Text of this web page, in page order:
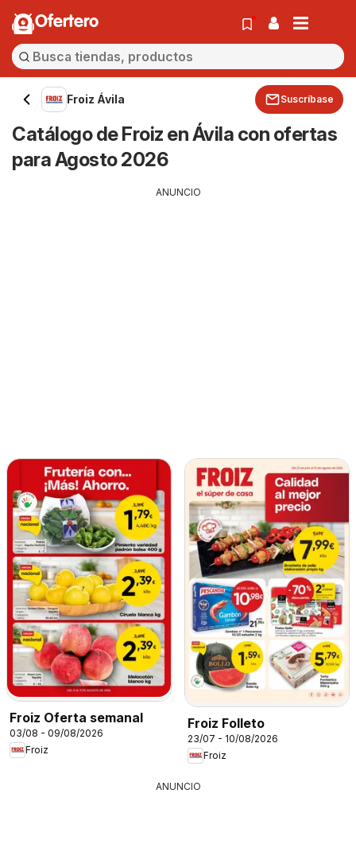
Ofertero
Froiz Ávila Suscríbase
Catálogo de Froiz en Ávila con ofertas
para Agosto 2026
ANUNCIO
Froiz Oferta semanal
03/08 - 09/08/2026
Froiz
Froiz Folleto
23/07 - 10/08/2026
Froiz
ANUNCIO